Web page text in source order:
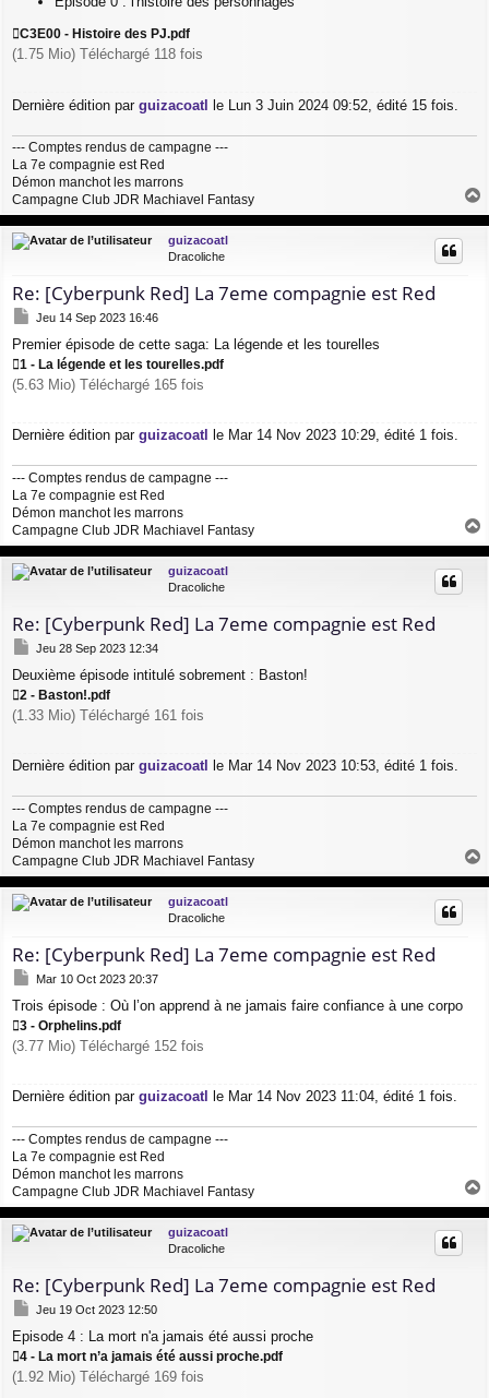
C3E00 - Histoire des PJ.pdf
(1.75 Mio) Téléchargé 118 fois
Dernière édition par guizacoatl le Lun 3 Juin 2024 09:52, édité 15 fois.
--- Comptes rendus de campagne ---
La 7e compagnie est Red
Démon manchot les marrons
Campagne Club JDR Machiavel Fantasy
a
u
guizacoatl
Dracoliche
Re: [Cyberpunk Red] La 7eme compagnie est Red
M
s
s
a
Jeu 14 Sep 2023 16:46
Premier épisode de cette saga: La légende et les tourelles
1 - La légende et les tourelles.pdf
(5.63 Mio) Téléchargé 165 fois
Dernière édition par guizacoatl le Mar 14 Nov 2023 10:29, édité 1 fois.
--- Comptes rendus de campagne ---
La 7e compagnie est Red
Démon manchot les marrons
Campagne Club JDR Machiavel Fantasy
u
guizacoatl
Dracoliche
Re: [Cyberpunk Red] La 7eme compagnie est Red
M
s
s
a
Jeu 28 Sep 2023 12:34
Deuxième épisode intitulé sobrement : Baston!
2 - Baston!.pdf
(1.33 Mio) Téléchargé 161 fois
Dernière édition par guizacoatl le Mar 14 Nov 2023 10:53, édité 1 fois.
--- Comptes rendus de campagne ---
La 7e compagnie est Red
Démon manchot les marrons
Campagne Club JDR Machiavel Fantasy
u
guizacoatl
Dracoliche
Re: [Cyberpunk Red] La 7eme compagnie est Red
M
s
s
a
Mar 10 Oct 2023 20:37
Trois épisode : Où l’on apprend à ne jamais faire confiance à une corpo
3 - Orphelins.pdf
(3.77 Mio) Téléchargé 152 fois
Dernière édition par guizacoatl le Mar 14 Nov 2023 11:04, édité 1 fois.
--- Comptes rendus de campagne ---
La 7e compagnie est Red
Démon manchot les marrons
Campagne Club JDR Machiavel Fantasy
u
guizacoatl
Dracoliche
Re: [Cyberpunk Red] La 7eme compagnie est Red
M
s
s
a
Jeu 19 Oct 2023 12:50
Episode 4 : La mort n'a jamais été aussi proche
4 - La mort n’a jamais été aussi proche.pdf
(1.92 Mio) Téléchargé 169 fois